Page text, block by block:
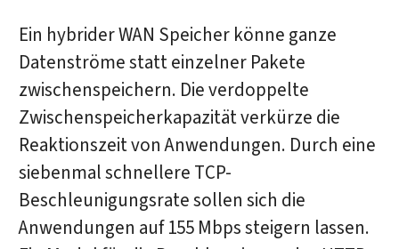
Ein hybrider WAN Speicher könne ganze
Datenströme statt einzelner Pakete
zwischenspeichern. Die verdoppelte
Zwischenspeicherkapazität verkürze die
Reaktionszeit von Anwendungen. Durch eine
siebenmal schnellere TCP-
Beschleunigungsrate sollen sich die
Anwendungen auf 155 Mbps steigern lassen.